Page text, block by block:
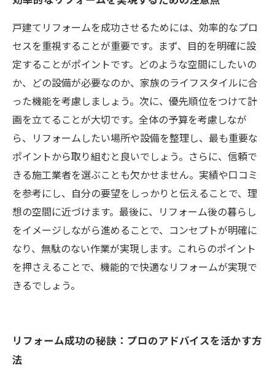
戸建てリフォームを成功させるためには、効率的なプロ
セスを重視することが重要です。まず、目的を明確に設
定することがポイントです。どのような空間にしたいの
か、どの設備が必要なのか、家族のライフスタイルに合
った機能を考慮しましょう。次に、優先順位をつけて計
画を立てることが大切です。全体の予算を考慮しなが
ら、リフォームしたい場所や設備を整理し、最も重要な
ポイントから取り組むと良いでしょう。さらに、信頼で
きる施工業者を選ぶことも欠かせません。実績や口コミ
を参考にし、自分の要望をしっかりと伝えることで、理
想の空間に近づけます。最後に、リフォーム後の暮らし
をイメージしながら進めることで、コンセプトが明確に
なり、無駄のない作業が実現します。これらのポイント
を押さえることで、機能的で快適なリフォームが実現で
きるでしょう。
リフォーム成功の秘訣：プロのアドバイスを活かす方
法